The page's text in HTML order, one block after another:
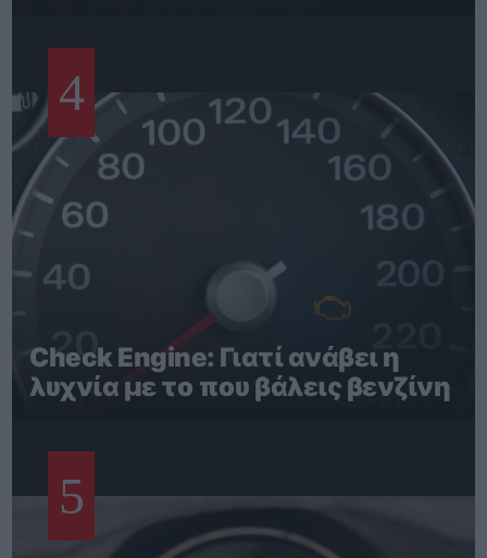
4
Check Engine: Γιατί ανάβει η
λυχνία με το που βάλεις βενζίνη
5